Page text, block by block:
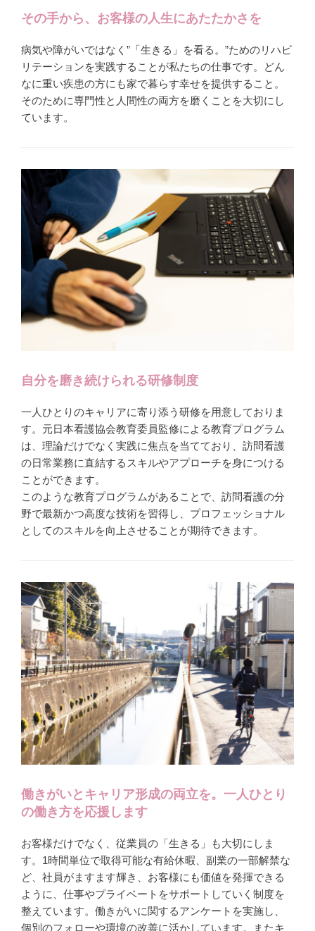
その手から、お客様の人生にあたたかさを
病気や障がいではなく”「生きる」を看る。”ためのリハビ
リテーションを実践することが私たちの仕事です。どん
なに重い疾患の方にも家で暮らす幸せを提供すること。
そのために専門性と人間性の両方を磨くことを大切にし
ています。
自分を磨き続けられる研修制度
一人ひとりのキャリアに寄り添う研修を用意しておりま
す。元日本看護協会教育委員監修による教育プログラム
は、理論だけでなく実践に焦点を当てており、訪問看護
の日常業務に直結するスキルやアプローチを身につける
ことができます。
このような教育プログラムがあることで、訪問看護の分
野で最新かつ高度な技術を習得し、プロフェッショナル
としてのスキルを向上させることが期待できます。
働きがいとキャリア形成の両立を。一人ひとり
の働き方を応援します
お客様だけでなく、従業員の「生きる」も大切にしま
す。1時間単位で取得可能な有給休暇、副業の一部解禁な
ど、社員がますます輝き、お客様にも価値を発揮できる
ように、仕事やプライベートをサポートしていく制度を
整えています。働きがいに関するアンケートを実施し、
個別のフォローや環境の改善に活かしています。またキ